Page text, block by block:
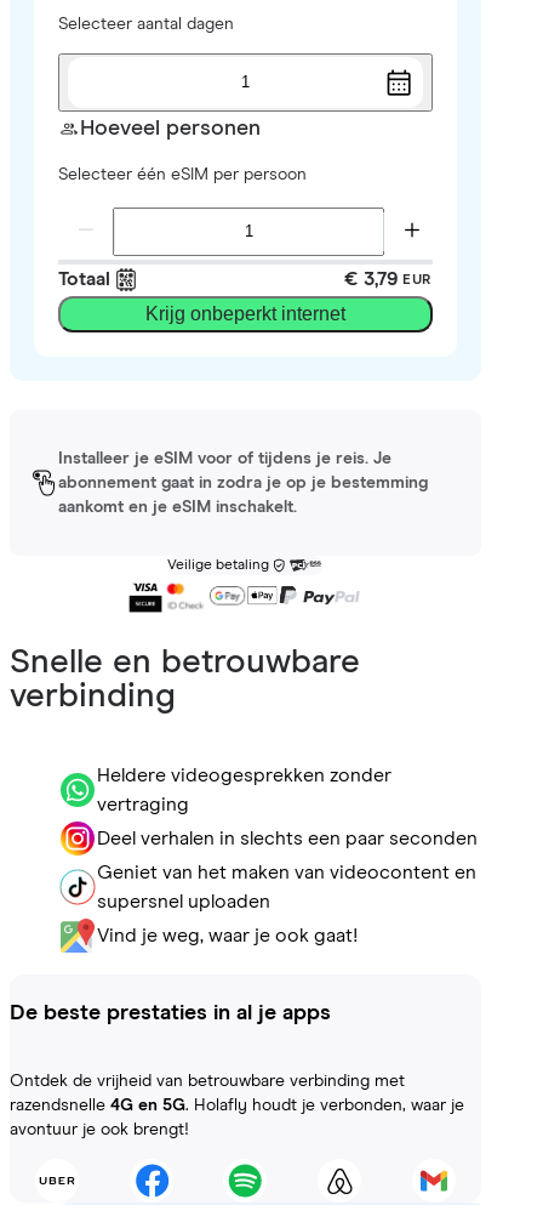
Selecteer aantal dagen
1
Hoeveel personen
Selecteer één eSIM per persoon
Totaal € 3,79 EUR
Krijg onbeperkt internet
Installeer je eSIM voor of tijdens je reis. Je
abonnement gaat in zodra je op je bestemming
aankomt en je eSIM inschakelt.
Veilige betaling
Snelle en betrouwbare
verbinding
Heldere videogesprekken zonder
vertraging
Deel verhalen in slechts een paar seconden
Geniet van het maken van videocontent en
supersnel uploaden
Vind je weg, waar je ook gaat!
De beste prestaties in al je apps
Ontdek de vrijheid van betrouwbare verbinding met
razendsnelle 4G en 5G. Holafly houdt je verbonden, waar je
avontuur je ook brengt!